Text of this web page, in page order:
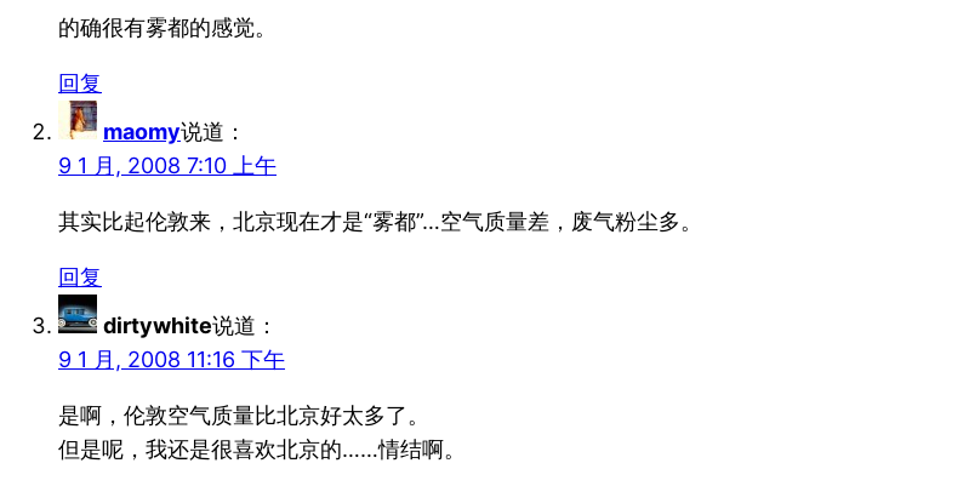
的确很有雾都的感觉。
回复
maomy说道：
9 1 月, 2008 7:10 上午
其实比起伦敦来，北京现在才是“雾都”…空气质量差，废气粉尘多。
回复
dirtywhite说道：
9 1 月, 2008 11:16 下午
是啊，伦敦空气质量比北京好太多了。
但是呢，我还是很喜欢北京的……情结啊。